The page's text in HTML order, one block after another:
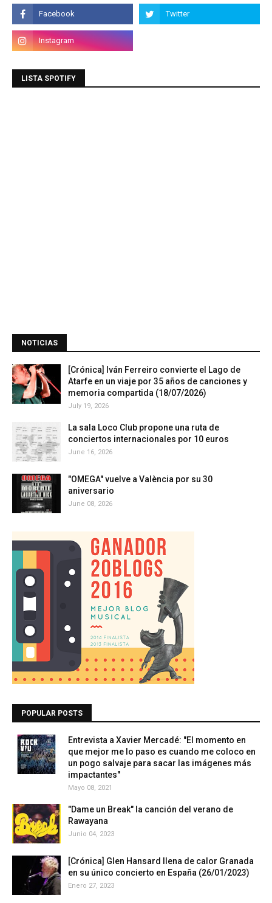
LISTA SPOTIFY
NOTICIAS
[Crónica] Iván Ferreiro convierte el Lago de
Atarfe en un viaje por 35 años de canciones y
memoria compartida (18/07/2026)
July 19, 2026
La sala Loco Club propone una ruta de
conciertos internacionales por 10 euros
June 16, 2026
"OMEGA" vuelve a València por su 30
aniversario
June 08, 2026
POPULAR POSTS
Entrevista a Xavier Mercadé: "El momento en
que mejor me lo paso es cuando me coloco en
un pogo salvaje para sacar las imágenes más
impactantes"
Mayo 08, 2021
"Dame un Break" la canción del verano de
Rawayana
Junio 04, 2023
[Crónica] Glen Hansard llena de calor Granada
en su único concierto en España (26/01/2023)
Enero 27, 2023